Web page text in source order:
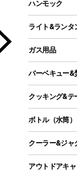
シェルターテ
ロッジ型・オ
タープ
スクエアタ
メッシュター
自立式タープ
インフレー
アウトドアテ
レジャーシ
ハンモック
ライト&ランタ
LEDランタン
ガスランタン
オイルラン
LEDライト
ヘッドライト
キャンドル
ガス用品
ガスバーナー
ガス缶
ガストーチ
バーベキュー&
バーベキュ
焚き火台タ
卓上タイプグ
パーティータ
クッキング&テ
ダッチオーブ
ホットサン
ボトル（水筒）
ステンレスボ
クーラー&ジャ
クーラーボ
アウトドアキ